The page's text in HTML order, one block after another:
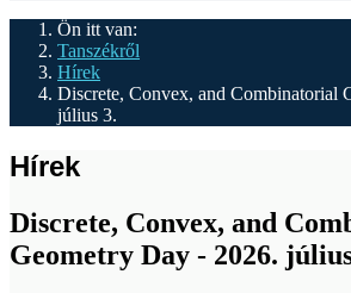
Ön itt van:
Tanszékről
Hírek
Discrete, Convex, and Combinatorial
július 3.
Hírek
Discrete, Convex, and
Geometry Day - 2026.